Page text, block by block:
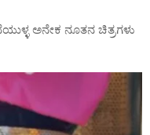
ಅನೇಕ ನೂತನ ಚಿತ್ರಗಳು